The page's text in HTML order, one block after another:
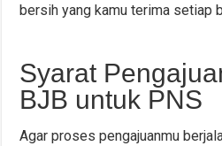
bersih yang kamu terima setiap
Syarat
BJB untuk PNS
Agar proses pengajuanmu